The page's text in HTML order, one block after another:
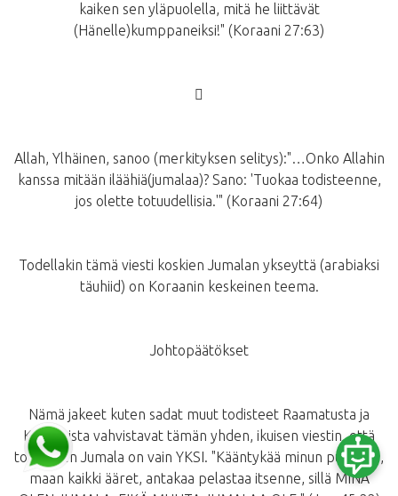
kaiken sen yläpuolella, mitä he liittävät
(Hänelle)kumppaneiksi!" (Koraani 27:63)
􀂾
Allah, Ylhäinen, sanoo (merkityksen selitys):"…Onko Allahin
kanssa mitään iläähiä(jumalaa)? Sano: 'Tuokaa todisteenne,
jos olette totuudellisia.'" (Koraani 27:64)
Todellakin tämä viesti koskien Jumalan ykseyttä (arabiaksi
täuhiid) on Koraanin keskeinen teema.
Johtopäätökset
Nämä jakeet kuten sadat muut todisteet Raamatusta ja
Koraanista vahvistavat tämän yhden, ikuisen viestin, että
todellinen Jumala on vain YKSI. "Kääntykää minun puoleeni,
maan kaikki ääret, antakaa pelastaa itsenne, sillä MINÄ